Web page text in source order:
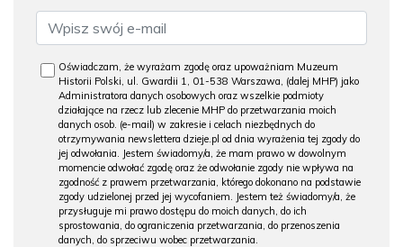
Oświadczam, że wyrażam zgodę oraz upoważniam Muzeum
Historii Polski, ul. Gwardii 1, 01-538 Warszawa, (dalej MHP) jako
Administratora danych osobowych oraz wszelkie podmioty
działające na rzecz lub zlecenie MHP do przetwarzania moich
danych osob. (e-mail) w zakresie i celach niezbędnych do
otrzymywania newslettera dzieje.pl od dnia wyrażenia tej zgody do
jej odwołania. Jestem świadomy/a, że mam prawo w dowolnym
momencie odwołać zgodę oraz że odwołanie zgody nie wpływa na
zgodność z prawem przetwarzania, którego dokonano na podstawie
zgody udzielonej przed jej wycofaniem. Jestem też świadomy/a, że
przysługuje mi prawo dostępu do moich danych, do ich
sprostowania, do ograniczenia przetwarzania, do przenoszenia
danych, do sprzeciwu wobec przetwarzania.